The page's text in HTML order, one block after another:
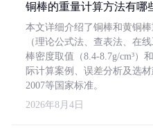
铜棒的重量计算方法有哪
本文详细介绍了铜棒和黄铜
（理论公式法、查表法、在
棒密度取值（8.4-8.7g/cm³）
际计算案例、误差分析及选
2007等国家标准。
2026年8月4日